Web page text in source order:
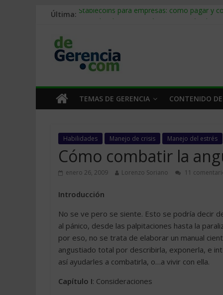
Última: Stablecoins para empresas: cómo pagar y
Trabajo forzoso en la cadena de
Mercado hispano de EE. UU.: cómo
TEMAS DE GERENCIA CONTENIDO
Habilidades Manejo de crisis Manejo del estrés
Cómo combatir la
enero 26, 2009 Lorenzo Soriano 11
Introducción
No se ve pero se siente. Esto se podría decir
al pánico, desde las palpitaciones hasta la
por eso, no se trata de elaborar un manual
angustiado total por describirla, exponerla, e
así ayudarles a combatirla, o…a vivir con ella.
Capítulo I: Consideraciones